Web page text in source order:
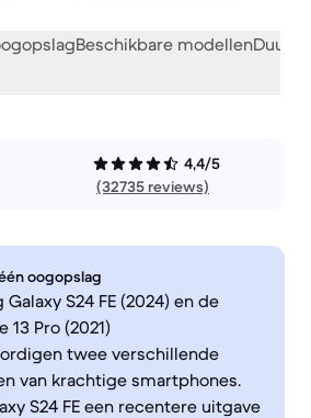
Beschikbare modellen
4,4/5
(32735 reviews)
oogopslag
Galaxy S24 FE (2024) en de
13 Pro (2021)
twee verschillende
van krachtige smartphones.
S24 FE een recentere uitgave